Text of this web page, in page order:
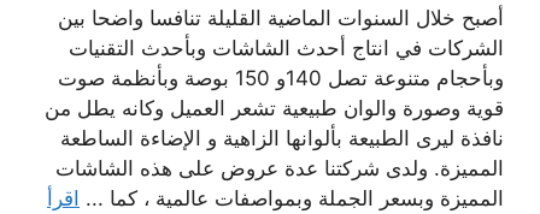
أصبح خلال السنوات الماضية القليلة تنافسا واضحا بين
الشركات في انتاج أحدث الشاشات وبأحدث التقنيات
وبأحجام متنوعة تصل 140و 150 بوصة وبأنظمة صوت
قوية وصورة والوان طبيعية تشعر العميل وكانه يطل من
نافذة ليرى الطبيعة بألوانها الزاهية و الإضاءة الساطعة
المميزة. ولدى شركتنا عدة عروض على هذه الشاشات
المميزة وبسعر الجملة وبمواصفات عالمية ، كما ... اقرأ